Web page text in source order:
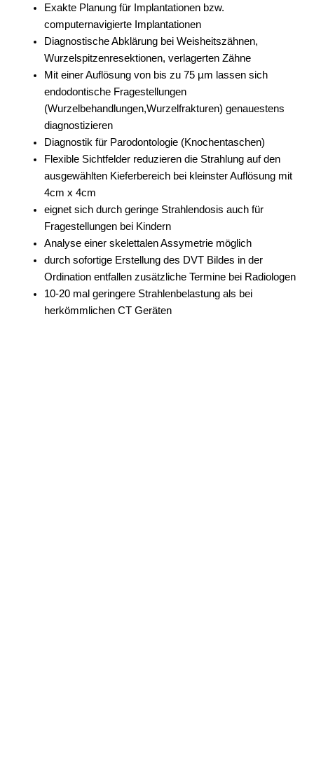
Exakte Planung für Implantationen bzw.
computernavigierte Implantationen
Diagnostische Abklärung bei Weisheitszähnen,
Wurzelspitzenresektionen, verlagerten Zähne
Mit einer Auflösung von bis zu 75 µm lassen sich
endodontische Fragestellungen
(Wurzelbehandlungen,Wurzelfrakturen) genauestens
diagnostizieren
Diagnostik für Parodontologie (Knochentaschen)
Flexible Sichtfelder reduzieren die Strahlung auf den
ausgewählten Kieferbereich bei kleinster Auflösung mit
4cm x 4cm
eignet sich durch geringe Strahlendosis auch für
Fragestellungen bei Kindern
Analyse einer skelettalen Assymetrie möglich
durch sofortige Erstellung des DVT Bildes in der
Ordination entfallen zusätzliche Termine bei Radiologen
10-20 mal geringere Strahlenbelastung als bei
herkömmlichen CT Geräten